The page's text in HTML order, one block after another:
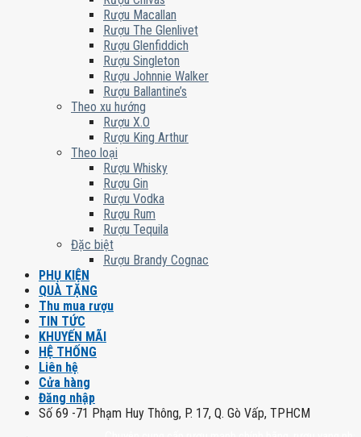
Rượu Macallan
Rượu The Glenlivet
Rượu Glenfiddich
Rượu Singleton
Rượu Johnnie Walker
Rượu Ballantine’s
Theo xu hướng
Rượu X.O
Rượu King Arthur
Theo loại
Rượu Whisky
Rượu Gin
Rượu Vodka
Rượu Rum
Rượu Tequila
Đặc biệt
Rượu Brandy Cognac
PHỤ KIỆN
QUÀ TẶNG
Thu mua rượu
TIN TỨC
KHUYẾN MÃI
HỆ THỐNG
Liên hệ
Cửa hàng
Đăng nhập
Số 69 -71 Phạm Huy Thông, P. 17, Q. Gò Vấp, TPHCM